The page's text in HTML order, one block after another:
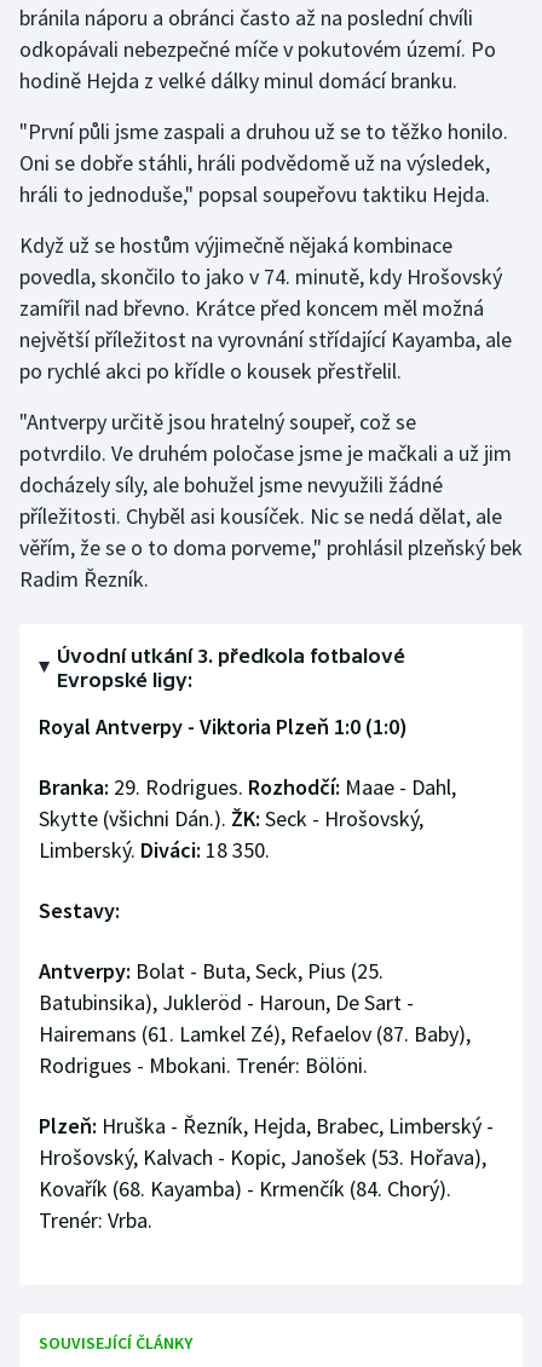
bránila náporu a obránci často až na poslední chvíli
odkopávali nebezpečné míče v pokutovém území. Po
hodině Hejda z velké dálky minul domácí branku.
"První půli jsme zaspali a druhou už se to těžko honilo.
Oni se dobře stáhli, hráli podvědomě už na výsledek,
hráli to jednoduše," popsal soupeřovu taktiku Hejda.
Když už se hostům výjimečně nějaká kombinace
povedla, skončilo to jako v 74. minutě, kdy Hrošovský
zamířil nad břevno. Krátce před koncem měl možná
největší příležitost na vyrovnání střídající Kayamba, ale
po rychlé akci po křídle o kousek přestřelil.
"Antverpy určitě jsou hratelný soupeř, což se
potvrdilo. Ve druhém poločase jsme je mačkali a už jim
docházely síly, ale bohužel jsme nevyužili žádné
příležitosti. Chyběl asi kousíček. Nic se nedá dělat, ale
věřím, že se o to doma porveme," prohlásil plzeňský bek
Radim Řezník.
Úvodní utkání 3. předkola fotbalové
Evropské ligy:
Royal Antverpy - Viktoria Plzeň 1:0 (1:0)
Branka: 29. Rodrigues. Rozhodčí: Maae - Dahl,
Skytte (všichni Dán.). ŽK: Seck - Hrošovský,
Limberský. Diváci: 18 350.
Sestavy:
Antverpy: Bolat - Buta, Seck, Pius (25.
Batubinsika), Jukleröd - Haroun, De Sart -
Hairemans (61. Lamkel Zé), Refaelov (87. Baby),
Rodrigues - Mbokani. Trenér: Bölöni.
Plzeň: Hruška - Řezník, Hejda, Brabec, Limberský -
Hrošovský, Kalvach - Kopic, Janošek (53. Hořava),
Kovařík (68. Kayamba) - Krmenčík (84. Chorý).
Trenér: Vrba.
SOUVISEJÍCÍ ČLÁNKY